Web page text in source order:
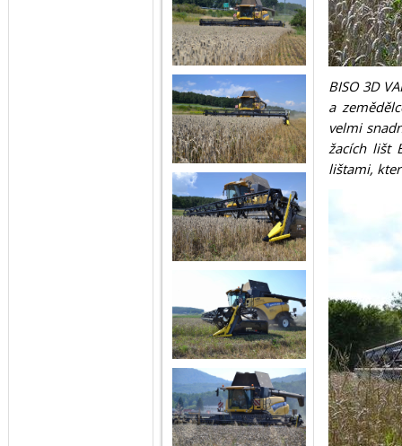
BISO 3D
a
velmi
žacích lišt
lištami,